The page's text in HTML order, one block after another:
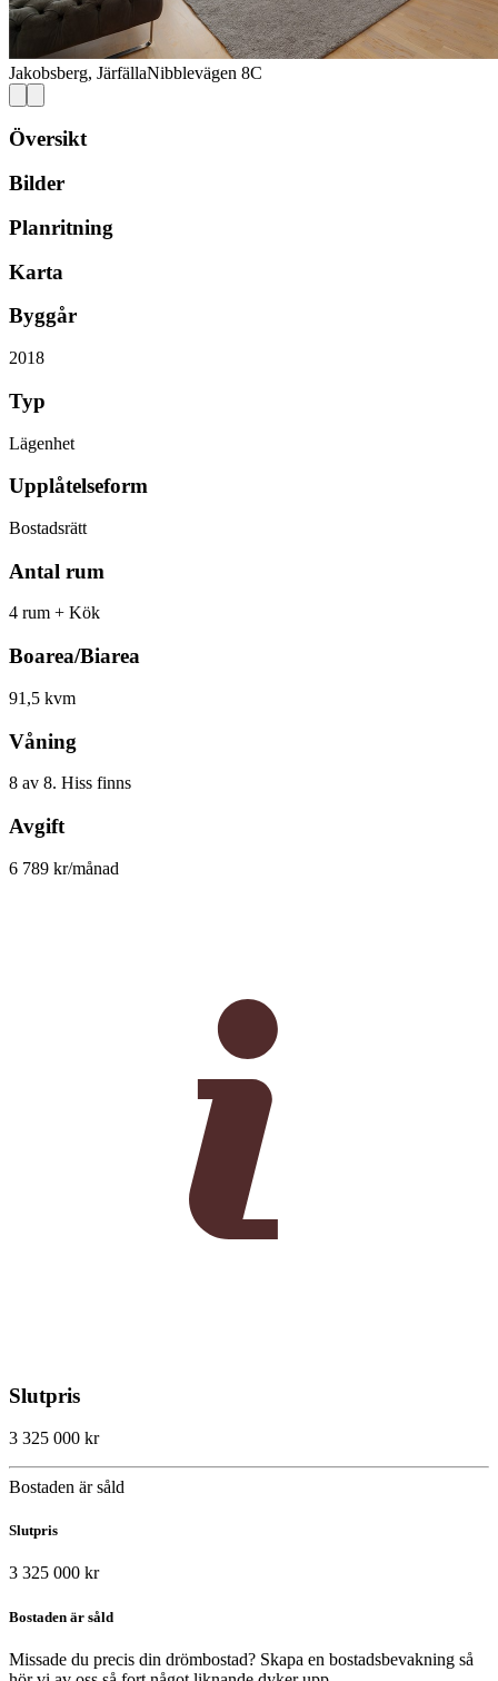
Jakobsberg, JärfällaNibblevägen 8C
Översikt
Bilder
Planritning
Karta
Byggår
2018
Typ
Lägenhet
Upplåtelseform
Bostadsrätt
Antal rum
4 rum + Kök
Boarea/Biarea
91,5 kvm
Våning
8 av 8. Hiss finns
Avgift
6 789 kr/månad
Slutpris
3 325 000 kr
Bostaden är såld
Slutpris
3 325 000 kr
Bostaden är såld
Missade du precis din drömbostad? Skapa en bostadsbevakning så